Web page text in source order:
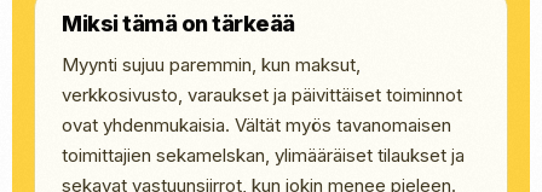
Miksi tämä on tärkeää
Myynti sujuu paremmin, kun maksut,
verkkosivusto, varaukset ja päivittäiset toiminnot
ovat yhdenmukaisia. Vältät myös tavanomaisen
toimittajien sekamelskan, ylimääräiset tilaukset ja
sekavat vastuunsiirrot, kun jokin menee pieleen.